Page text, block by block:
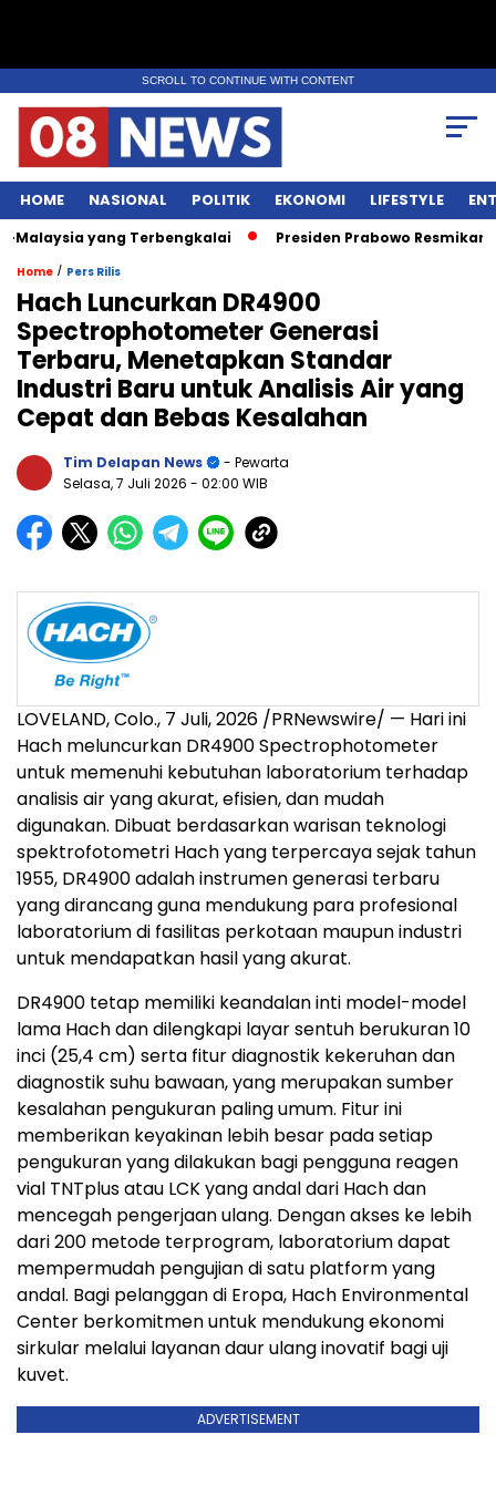
SCROLL TO CONTINUE WITH CONTENT
HOME NASIONAL POLITIK EKONOMI LIFESTYLE
yang Terbengkalai Presiden Prabowo Resmikan
Home / Pers Rilis
Hach Luncurkan DR4900
Spectrophotometer Generasi
Terbaru, Menetapkan Standar
Industri Baru untuk Analisis Air yang
Cepat dan Bebas Kesalahan
Tim Delapan News
- Pewarta
Selasa, 7 Juli 2026 - 02:00 WIB
LOVELAND, Colo., 7 Juli, 2026 /PRNewswire/ — Hari ini
Hach meluncurkan DR4900 Spectrophotometer
untuk memenuhi kebutuhan laboratorium terhadap
analisis air yang akurat, efisien, dan mudah
digunakan. Dibuat berdasarkan warisan teknologi
spektrofotometri Hach yang terpercaya sejak tahun
1955, DR4900 adalah instrumen generasi terbaru
yang dirancang guna mendukung para profesional
laboratorium di fasilitas perkotaan maupun industri
untuk mendapatkan hasil yang akurat.
DR4900 tetap memiliki keandalan inti model-model
lama Hach dan dilengkapi layar sentuh berukuran 10
inci (25,4 cm) serta fitur diagnostik kekeruhan dan
diagnostik suhu bawaan, yang merupakan sumber
kesalahan pengukuran paling umum. Fitur ini
memberikan keyakinan lebih besar pada setiap
pengukuran yang dilakukan bagi pengguna reagen
vial TNTplus atau LCK yang andal dari Hach dan
mencegah pengerjaan ulang. Dengan akses ke lebih
dari 200 metode terprogram, laboratorium dapat
mempermudah pengujian di satu platform yang
andal. Bagi pelanggan di Eropa, Hach Environmental
Center berkomitmen untuk mendukung ekonomi
sirkular melalui layanan daur ulang inovatif bagi uji
kuvet.
ADVERTISEMENT